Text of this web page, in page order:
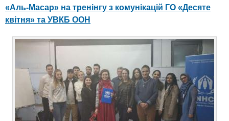
«Аль-Масар» на тренінгу з комунікацій ГО «Десяте
квітня» та УВКБ ООН